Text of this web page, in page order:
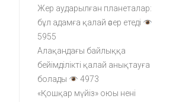
Жер аударылған планеталар:
бұл адамға қалай әсер етеді
5955
Алақандағы байлыққа
бейімділікті қалай анықтауға
болады
4973
«Қошқар мүйіз» оюы нені